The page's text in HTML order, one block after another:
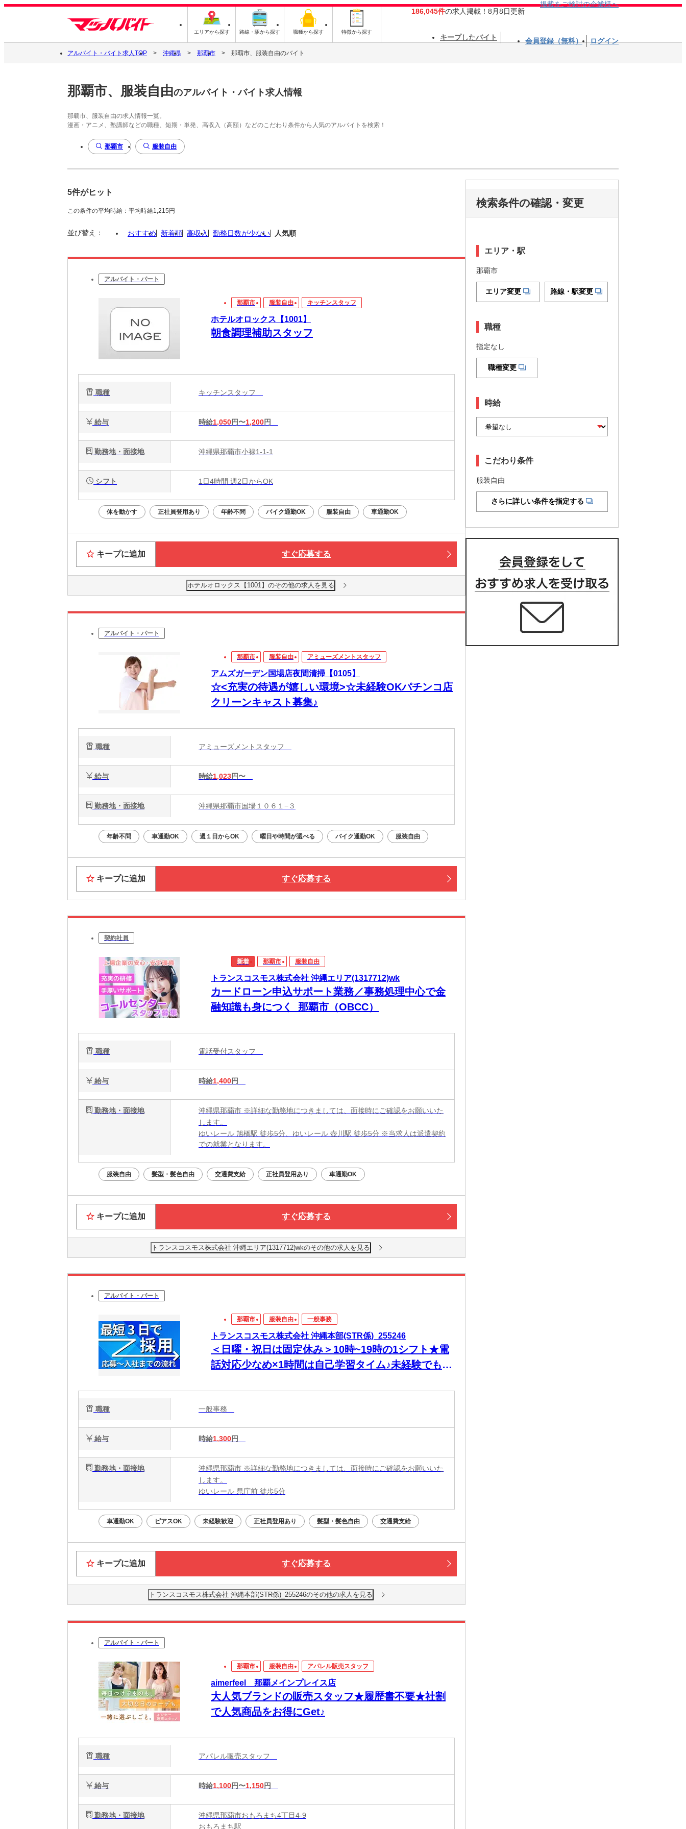
エリアから探す 路線・駅から探す 職種から探す 特徴から探す
186,045件の求人掲載！8月8日更新
掲載をご検討の企業様へ
キープしたバイト 会員登録（無料） ログイン
アルバイト・バイト求人TOP 沖縄県 那覇市 那覇市、服装自由のバイト
那覇市、服装自由のアルバイト・バイト求人情報
那覇市、服装自由の求人情報一覧。
漫画・アニメ、塾講師などの職種、短期・単発、高収入（高額）などのこだわり条件から人気のアルバイトを検索！
那覇市 服装自由
5件がヒット
この条件の平均時給：平均時給1,215円
並び替え： おすすめ 新着順 高収入 勤務日数が少ない 人気順
アルバイト・パート
那覇市 服装自由 キッチンスタッフ
ホテルオロックス【1001】
朝食調理補助スタッフ
職種 キッチンスタッフ
給与 時給1,050円〜1,200円
勤務地・面接地 沖縄県那覇市小禄1-1-1
シフト 1日4時間 週2日からOK
体を動かす 正社員登用あり 年齢不問 バイク通勤OK 服装自由 車通勤OK
キープに追加 すぐ応募する
ホテルオロックス【1001】のその他の求人を見る
アルバイト・パート
那覇市 服装自由 アミューズメントスタッフ
アムズガーデン国場店夜間清掃【0105】
☆<充実の待遇が嬉しい環境>☆未経験OKパチンコ店
クリーンキャスト募集♪
職種 アミューズメントスタッフ
給与 時給1,023円〜
勤務地・面接地 沖縄県那覇市国場１０６１−３
年齢不問 車通勤OK 週１日からOK 曜日や時間が選べる バイク通勤OK 服装自由
キープに追加 すぐ応募する
契約社員
新着 那覇市 服装自由
トランスコスモス株式会社 沖縄エリア(1317712)wk
カードローン申込サポート業務／事務処理中心で金
融知識も身につく_那覇市（OBCC）
職種 電話受付スタッフ
給与 時給1,400円
勤務地・面接地
沖縄県那覇市 ※詳細な勤務地につきましては、面接時にご確認をお願いいた
します。
ゆいレール 旭橋駅 徒歩5分、ゆいレール 壺川駅 徒歩5分 ※当求人は派遣契約
での就業となります。
服装自由 髪型・髪色自由 交通費支給 正社員登用あり 車通勤OK
キープに追加 すぐ応募する
トランスコスモス株式会社 沖縄エリア(1317712)wkのその他の求人を見る
アルバイト・パート
那覇市 服装自由 一般事務
トランスコスモス株式会社 沖縄本部(STR係)_255246
＜日曜・祝日は固定休み＞10時~19時の1シフト★電
話対応少なめ×1時間は自己学習タイム♪未経験でも月
職種 一般事務
給与 時給1,300円
勤務地・面接地
沖縄県那覇市 ※詳細な勤務地につきましては、面接時にご確認をお願いいた
します。
ゆいレール 県庁前 徒歩5分
車通勤OK ピアスOK 未経験歓迎 正社員登用あり 髪型・髪色自由 交通費支給
キープに追加 すぐ応募する
トランスコスモス株式会社 沖縄本部(STR係)_255246のその他の求人を見る
アルバイト・パート
那覇市 服装自由 アパレル販売スタッフ
aimerfeel 那覇メインプレイス店
大人気ブランドの販売スタッフ★履歴書不要★社割
で人気商品をお得にGet♪
職種 アパレル販売スタッフ
給与 時給1,100円〜1,150円
勤務地・面接地
沖縄県那覇市おもろまち4丁目4-9
おもろまち駅
検索条件の確認・変更
エリア・駅
那覇市
エリア変更 路線・駅変更
職種
指定なし
職種変更
時給
こだわり条件
服装自由
さらに詳しい条件を指定する